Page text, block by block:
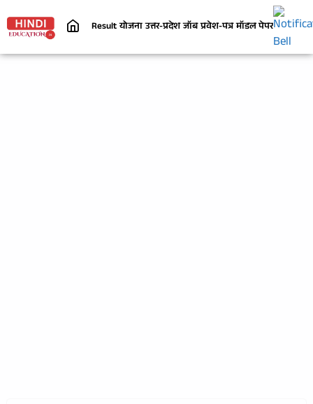
Result योजना उत्तर-प्रदेशजॉबप्रवेश-पत्रमॉडल पेपर निबंध